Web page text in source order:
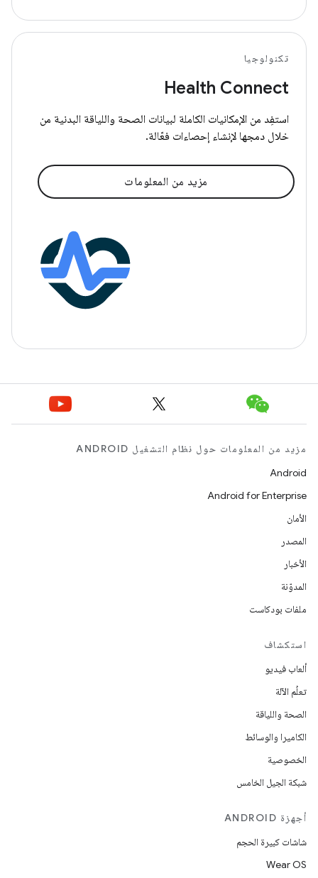
تكنولوجيا
Health Connect
استفِد من الإمكانيات الكاملة لبيانات الصحة واللياقة البدنية من
خلال دمجها لإنشاء إحصاءات فعّالة.
مزيد من المعلومات
مزيد من المعلومات حول نظام التشغيل ANDROID
Android
Android for Enterprise
الأمان
المصدر
الأخبار
المدوّنة
ملفات بودكاست
استكشاف
ألعاب فيديو
تعلُم الآلة
الصحة واللياقة
الكاميرا والوسائط
الخصوصية
شبكة الجيل الخامس
أجهزة ANDROID
شاشات كبيرة الحجم
Wear OS